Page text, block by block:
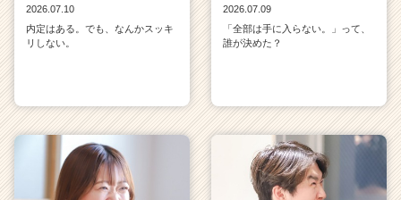
2026.07.10
内定はある。でも、なんかスッキ
リしない。
2026.07.09
「全部は手に入らない。」って、
誰が決めた？